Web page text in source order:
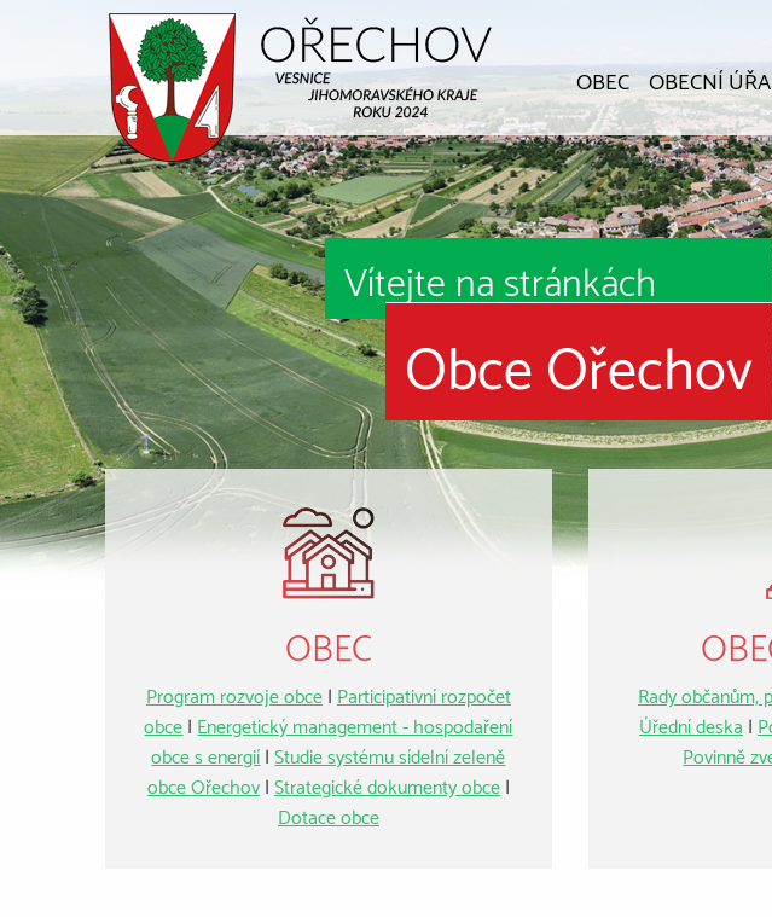
OBEC OBECNÍ
Vítejte na stránkách
Obce Ořechov
OBEC
Program rozvoje obce| Participativní rozpočet
obce| Energetický management - hospodaření
obce s energií|Studie systému sídelní zeleně
obce Ořechov|Strategické dokumenty obce|
Dotace obce
Rady občanům,
Úřední deska |
Povinně